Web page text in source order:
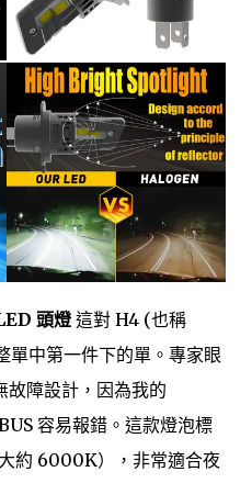
頭燈這對 H4 (也稱
中第一件下的單。專家眼
故障設計，因為我的
容易報錯。這款燈泡標
約 6000K），非常適合夜